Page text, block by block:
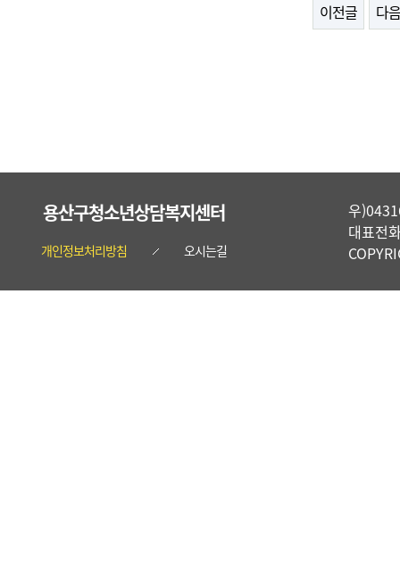
이전글 다
용산구청소년상담복지센터
개인정보처리방침 오시는길
우
대표전